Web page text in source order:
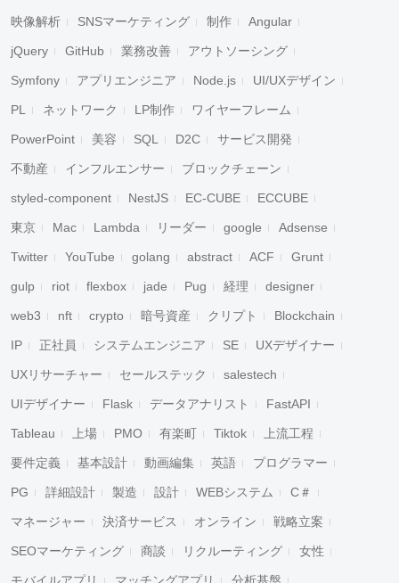
映像解析 SNSマーケティング 制作 Angular
jQuery GitHub 業務改善 アウトソーシング
Symfony アプリエンジニア Node.js UI/UXデザイン
PL ネットワーク LP制作 ワイヤーフレーム
PowerPoint 美容 SQL D2C サービス開発
不動産 インフルエンサー ブロックチェーン
styled-component NestJS EC-CUBE ECCUBE
東京 Mac Lambda リーダー google Adsense
Twitter YouTube golang abstract ACF Grunt
gulp riot flexbox jade Pug 経理 designer
web3 nft crypto 暗号資産 クリプト Blockchain
IP 正社員 システムエンジニア SE UXデザイナー
UXリサーチャー セールステック salestech
UIデザイナー Flask データアナリスト FastAPI
Tableau 上場 PMO 有楽町 Tiktok 上流工程
要件定義 基本設計 動画編集 英語 プログラマー
PG 詳細設計 製造 設計 WEBシステム C＃
マネージャー 決済サービス オンライン 戦略立案
SEOマーケティング 商談 リクルーティング 女性
モバイルアプリ マッチングアプリ 分析基盤